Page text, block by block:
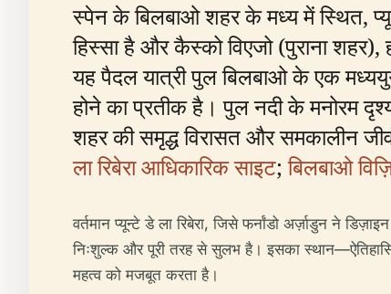
स्पेन के बिलबाओ शहर के मध्य में स्थित,
हिस्सा है और कैस्को विएजो (पुराना शहर),
यह पैदल यात्री पुल बिलबाओ के एक
होने का प्रतीक है। पुल नदी के मनोरम
शहर की समृद्ध विरासत और समकालीन
ला रिबेरा आधिकारिक साइट;बिलबाओ
वर्तमान प्यून्टे डे ला रिबेरा, जिसे फर्नांडो अर्ज़ाडुन ने
निःशुल्क और पूरी तरह से सुलभ है। इसका
महत्व को मजबूत करता है।